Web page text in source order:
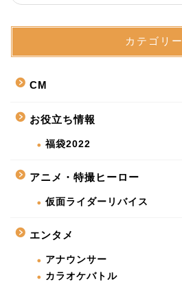
カテゴリー
CM
お役立ち情報
福袋2022
アニメ・特撮ヒーロー
仮面ライダーリバイス
エンタメ
アナウンサー
カラオケバトル